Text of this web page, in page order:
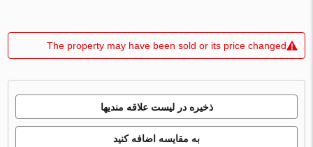
The property may have been sold or its price changed
ذخیره در لیست علاقه مندیها
به مقایسه اضافه کنید